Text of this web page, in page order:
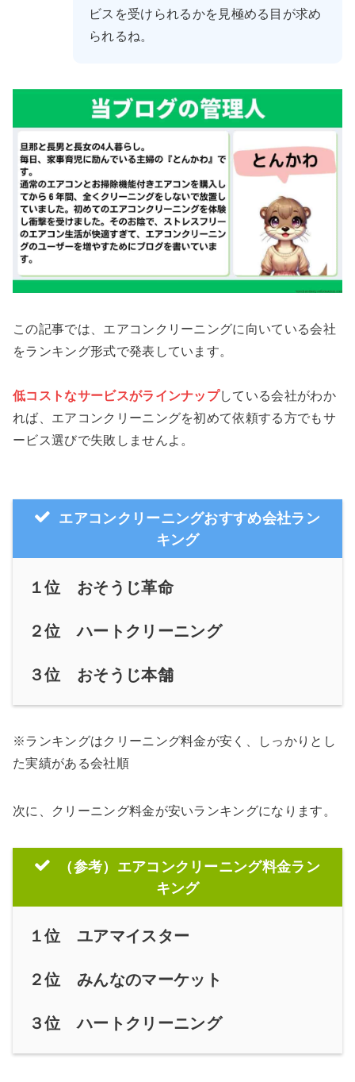
ビスを受けられるかを見極める目が求め
られるね。
この記事では、エアコンクリーニングに向いている会社
をランキング形式で発表しています。
低コストなサービスがラインナップしている会社がわか
れば、エアコンクリーニングを初めて依頼する方でもサ
ービス選びで失敗しませんよ。
エアコンクリーニングおすすめ会社ラン
キング
１位 おそうじ革命
２位 ハートクリーニング
３位 おそうじ本舗
※ランキングはクリーニング料金が安く、しっかりとし
た実績がある会社順
次に、クリーニング料金が安いランキングになります。
（参考）エアコンクリーニング料金ラン
キング
１位 ユアマイスター
２位 みんなのマーケット
３位 ハートクリーニング